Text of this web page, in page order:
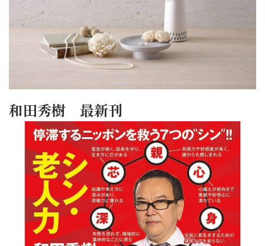
和田秀樹 最新刊